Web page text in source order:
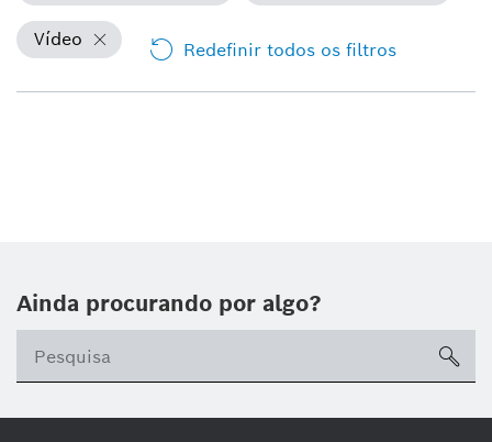
Vídeo Redefinir todos os filtros
Ainda procurando por algo?